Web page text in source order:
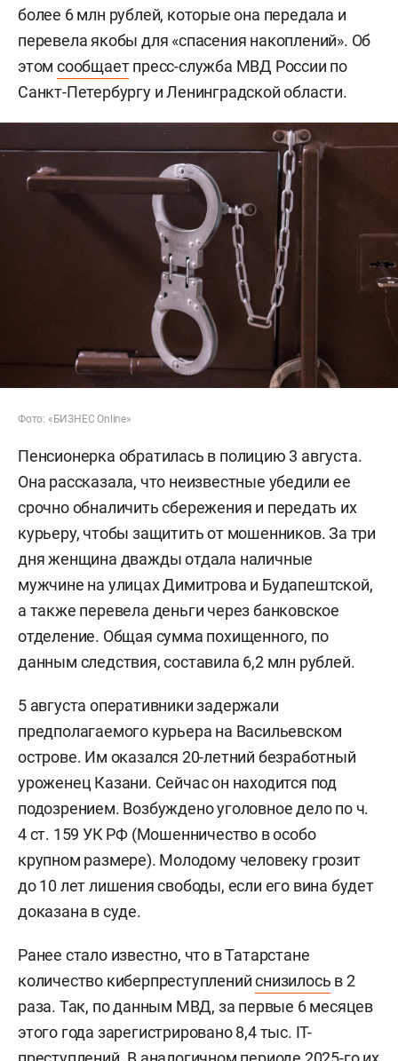
более 6 млн рублей, которые она передала и
перевела якобы для «спасения накоплений». Об
этом сообщаетпресс-служба МВД России по
Санкт-Петербургу и Ленинградской области.
Фото: «БИЗНЕС Online»
Пенсионерка обратилась в полицию 3 августа.
Она рассказала, что неизвестные убедили ее
срочно обналичить сбережения и передать их
курьеру, чтобы защитить от мошенников. За три
дня женщина дважды отдала наличные
мужчине на улицах Димитрова и Будапештской,
а также перевела деньги через банковское
отделение. Общая сумма похищенного, по
данным следствия, составила 6,2 млн рублей.
5 августа оперативники задержали
предполагаемого курьера на Васильевском
острове. Им оказался 20-летний безработный
уроженец Казани. Сейчас он находится под
подозрением. Возбуждено уголовное дело по ч.
4 ст. 159 УК РФ (Мошенничество в особо
крупном размере). Молодому человеку грозит
до 10 лет лишения свободы, если его вина будет
доказана в суде.
Ранее стало известно, что в Татарстане
количество киберпреступленийснизилось в 2
раза. Так, по данным МВД, за первые 6 месяцев
этого года зарегистрировано 8,4 тыс. IT-